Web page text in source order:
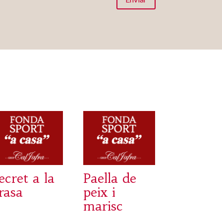
a la
Paella de
peix i
marisc